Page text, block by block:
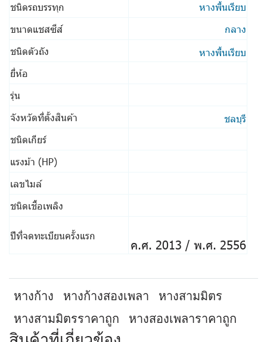
ชนิดรถบรรทุก
หางพื้นเรียบ
ขนาดแชสซีส์
กลาง
ชนิดตัวถัง
หางพื้นเรียบ
ยี่ห้อ
รุ่น
จังหวัดที่ตั้งสินค้า
ชลบุรี
ชนิดเกียร์
แรงม้า (HP)
เลขไมล์
ชนิดเชื้อเพลิง
ปีที่จดทะเบียนครั้งแรก
ค.ศ. 2013 / พ.ศ. 2556
หางก้าง หางก้างสองเพลา
หางสามมิตร
หางสามมิตรราคาถูก
หางสองเพลาราคาถูก